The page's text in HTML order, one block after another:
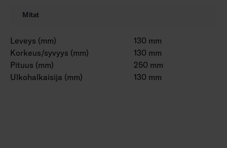
Mitat
Leveys (mm)
130 mm
Korkeus/syvyys (mm)
130 mm
Pituus (mm)
250 mm
Ulkohalkaisija (mm)
130 mm